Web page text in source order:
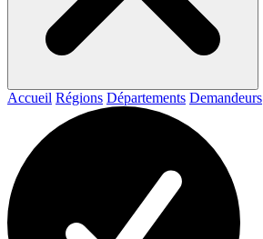
Accueil Régions Départements Demandeurs